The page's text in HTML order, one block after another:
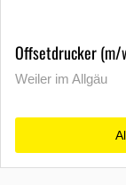
Offsetdrucker
Weiler im Allgäu